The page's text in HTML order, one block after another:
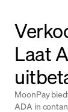
Company
Crypto Prices
Learn
Support
Laat
MoonPay
ADA in